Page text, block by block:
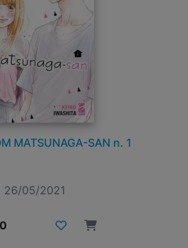
MATSUNAGA-SAN n. 1
26/05/2021